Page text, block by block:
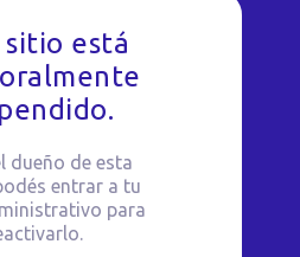
sitio está
dueño de esta
entrar a tu
para